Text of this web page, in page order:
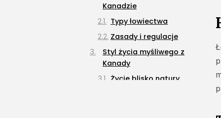
Kanadzie
Typy łowiectwa
Zasady i regulacje
Styl życia myśliwego z
Kanady
Życie blisko natury